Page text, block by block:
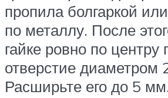
пропила болгаркой
по металлу. После
гайке ровно по центру
отверстие диаметром
Расширьте его до 5